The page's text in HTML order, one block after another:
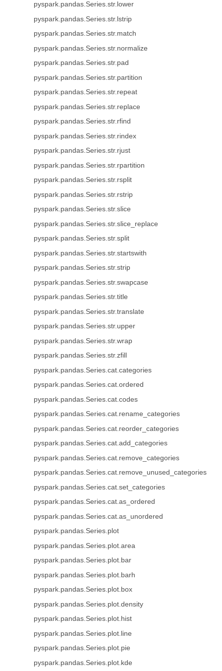
pyspark.pandas.Series.str.lower
pyspark.pandas.Series.str.lstrip
pyspark.pandas.Series.str.match
pyspark.pandas.Series.str.normalize
pyspark.pandas.Series.str.pad
pyspark.pandas.Series.str.partition
pyspark.pandas.Series.str.repeat
pyspark.pandas.Series.str.replace
pyspark.pandas.Series.str.rfind
pyspark.pandas.Series.str.rindex
pyspark.pandas.Series.str.rjust
pyspark.pandas.Series.str.rpartition
pyspark.pandas.Series.str.rsplit
pyspark.pandas.Series.str.rstrip
pyspark.pandas.Series.str.slice
pyspark.pandas.Series.str.slice_replace
pyspark.pandas.Series.str.split
pyspark.pandas.Series.str.startswith
pyspark.pandas.Series.str.strip
pyspark.pandas.Series.str.swapcase
pyspark.pandas.Series.str.title
pyspark.pandas.Series.str.translate
pyspark.pandas.Series.str.upper
pyspark.pandas.Series.str.wrap
pyspark.pandas.Series.str.zfill
pyspark.pandas.Series.cat.categories
pyspark.pandas.Series.cat.ordered
pyspark.pandas.Series.cat.codes
pyspark.pandas.Series.cat.rename_categories
pyspark.pandas.Series.cat.reorder_categories
pyspark.pandas.Series.cat.add_categories
pyspark.pandas.Series.cat.remove_categories
pyspark.pandas.Series.cat.remove_unused_categories
pyspark.pandas.Series.cat.set_categories
pyspark.pandas.Series.cat.as_ordered
pyspark.pandas.Series.cat.as_unordered
pyspark.pandas.Series.plot
pyspark.pandas.Series.plot.area
pyspark.pandas.Series.plot.bar
pyspark.pandas.Series.plot.barh
pyspark.pandas.Series.plot.box
pyspark.pandas.Series.plot.density
pyspark.pandas.Series.plot.hist
pyspark.pandas.Series.plot.line
pyspark.pandas.Series.plot.pie
pyspark.pandas.Series.plot.kde